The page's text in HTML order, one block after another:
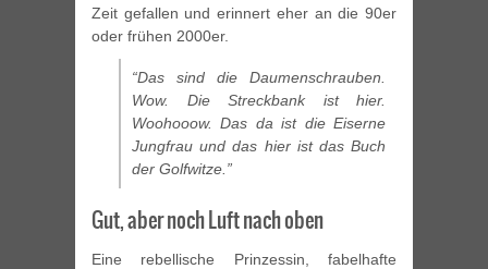
Zeit gefallen und erinnert eher an die 90er
oder frühen 2000er.
“Das sind die Daumenschrauben.
Wow. Die Streckbank ist hier.
Woohooow. Das da ist die Eiserne
Jungfrau und das hier ist das Buch
der Golfwitze.”
Gut, aber noch Luft nach oben
Eine rebellische Prinzessin, fabelhafte